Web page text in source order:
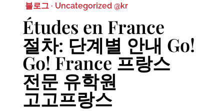
블로그 · Uncategorized @kr
Études en France
절차: 단계별 안내 Go!
Go! France 프랑스
전문 유학원
고고프랑스